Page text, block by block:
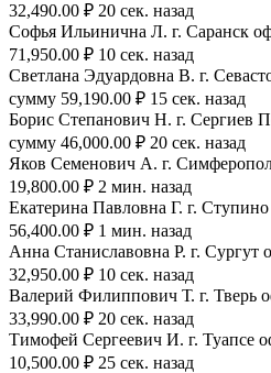
32,490.00 ₽ 20 сек. назад
Софья Ильинична Л. г. Саранск
71,950.00 ₽ 10 сек. назад
Светлана Эдуардовна В. г.
сумму 59,190.00 ₽ 15 сек. назад
Борис Степанович Н. г. Сергиев
сумму 46,000.00 ₽ 20 сек. назад
Яков Семенович А. г.
19,800.00 ₽ 2 мин. назад
Екатерина Павловна Г. г.
56,400.00 ₽ 1 мин. назад
Анна Станиславовна Р. г. Сургут
32,950.00 ₽ 10 сек. назад
Валерий Филиппович Т. г. Тверь
33,990.00 ₽ 20 сек. назад
Тимофей Сергеевич И. г. Туапсе
10,500.00 ₽ 25 сек. назад